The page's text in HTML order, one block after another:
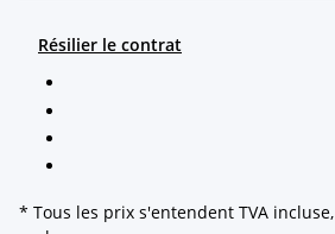
Résilier le contrat
* Tous les prix s'entendent TVA incluse,